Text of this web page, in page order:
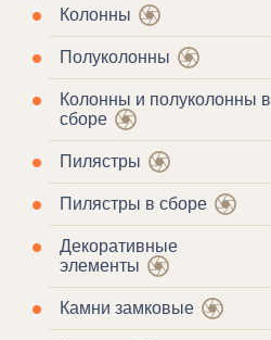
Колонны
Полуколонны
Колонны и полуколонны в
сборе
Пилястры
Пилястры в сборе
Декоративные
элементы
Камни замковые